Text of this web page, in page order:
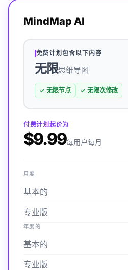
MindMap AI
免费计划包含以下内容
无限思维导图
✓ 无限节点 ✓ 无限次修改
付费计划起价为
$9.99每用户每月
月度
基本的
专业版
年度的
基本的
专业版